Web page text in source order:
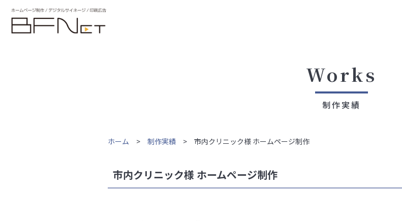
Works
制作実績
ホーム > 制作実績 > 市内クリニック様 ホームページ制作
市内クリニック様 ホームページ制作